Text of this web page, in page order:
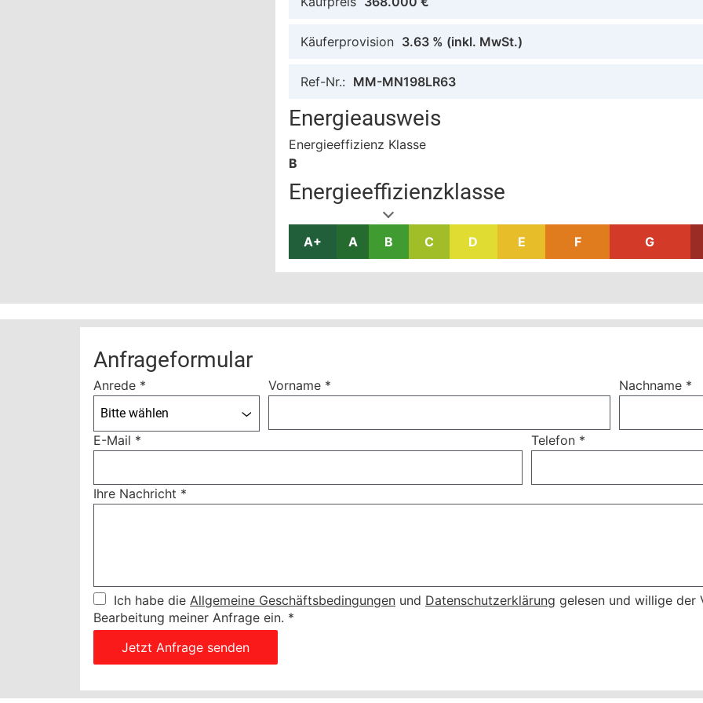
Käuferprovision 3.63 % (inkl. MwSt.)
Ref-Nr.: MM-MN198LR63
Energieausweis
Energieeffizienz Klasse
B
Energieeffizienzklasse
A+ A B C D E F G
Anfrageformular
Anrede *
Bitte wählen
Vorname * Nachname *
E-Mail * Telefon *
Ihre Nachricht *
Ich habe die Allgemeine Geschäftsbedingungen und Datenschutzerklärung gelesen und willige der
Bearbeitung meiner Anfrage ein. *
Jetzt Anfrage senden